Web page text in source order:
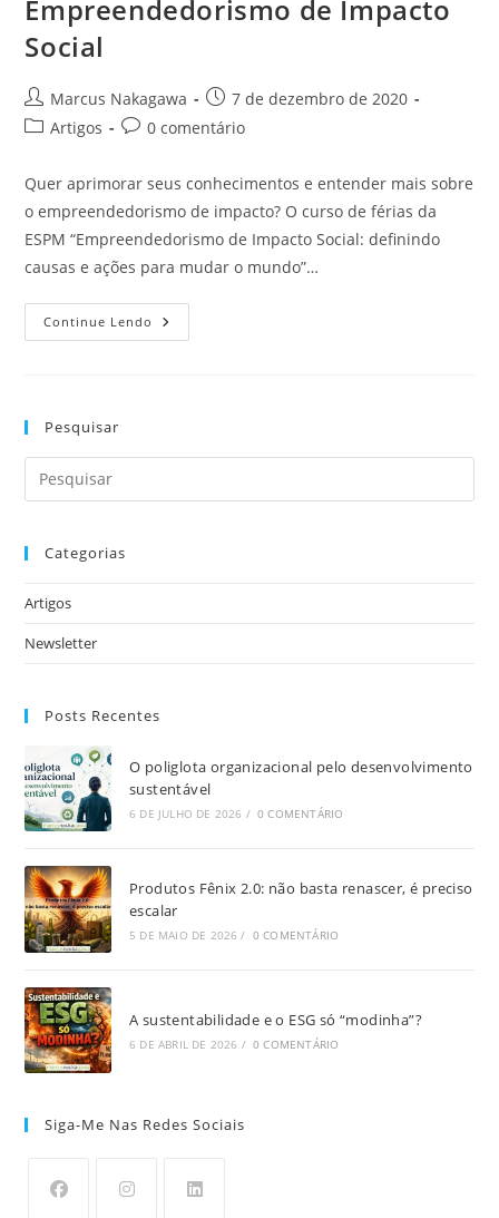
Empreendedorismo de Impacto
Social
Marcus Nakagawa
7 de dezembro de 2020
Artigos
0 comentário
Quer aprimorar seus conhecimentos e entender mais sobre
o empreendedorismo de impacto? O curso de férias da
ESPM “Empreendedorismo de Impacto Social: definindo
causas e ações para mudar o mundo”…
Continue Lendo
Pesquisar
Categorias
Artigos
Newsletter
Posts Recentes
O poliglota organizacional pelo desenvolvimento
sustentável
6 DE JULHO DE 2026 / 0 COMENTÁRIO
Produtos Fênix 2.0: não basta renascer, é preciso
escalar
5 DE MAIO DE 2026 / 0 COMENTÁRIO
A sustentabilidade e o ESG só “modinha”?
6 DE ABRIL DE 2026 / 0 COMENTÁRIO
Siga-Me Nas Redes Sociais